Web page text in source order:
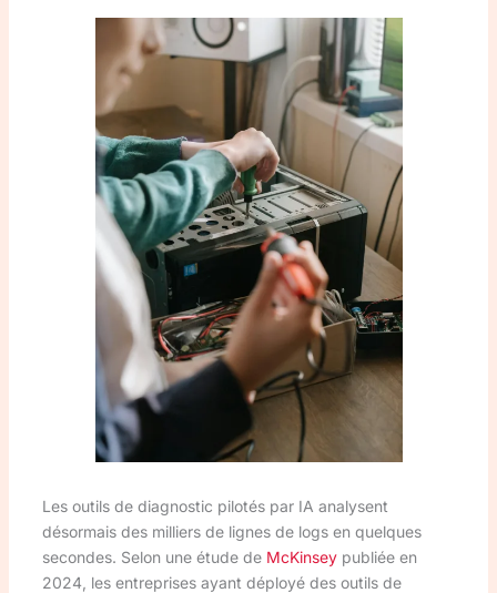
Les outils de diagnostic pilotés par IA analysent
désormais des milliers de lignes de logs en quelques
secondes. Selon une étude de McKinseypubliée en
2024, les entreprises ayant déployé des outils de